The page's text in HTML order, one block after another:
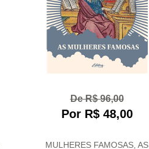
De R$ 96,00
Por R$ 48,00
MULHERES FAMOSAS, AS